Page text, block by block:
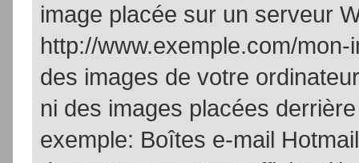
image placée sur un serveur
http://www.exemple.com/
des images de votre
ni des images placées
exemple: Boîtes e-mail